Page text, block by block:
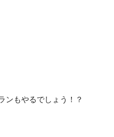
ンもやるでしょう！？